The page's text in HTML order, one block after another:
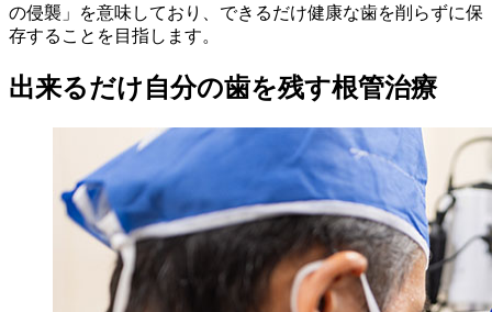
の侵襲」を意味しており、できるだけ健康な歯を削らずに保
存することを目指します。
出来るだけ自分の歯を残す根管治療